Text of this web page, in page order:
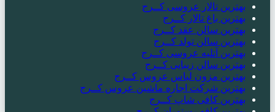
بهترین تالار عروسی کــرج
بهترین باغ تالار کــرج
بهترین سالن عقد کــرج
بهترین سالن تولد کــرج
بهترین آتلیه عروسی کــرج
بهترین سالن زیبایی کــرج
بهترین مزون لباس عروس کــرج
بهترین شرکت اجاره ماشین عروس کــرج
بهترین کافی شاپ کــرج